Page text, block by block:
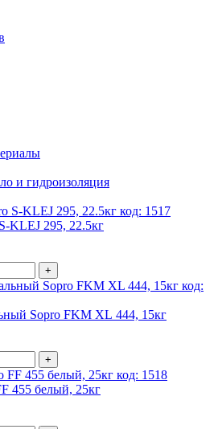
и гидроизоляция
код: 1517
KLEJ 295, 22.5кг
+
код:
Sopro FKM XL 444, 15кг
+
код: 1518
455 белый, 25кг